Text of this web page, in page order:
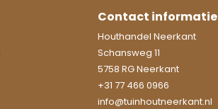
Contact informatie
Houthandel Neerkant
Schansweg 11
5758 RG Neerkant
+31 77 466 0966
info@tuinhoutneerkant.nl